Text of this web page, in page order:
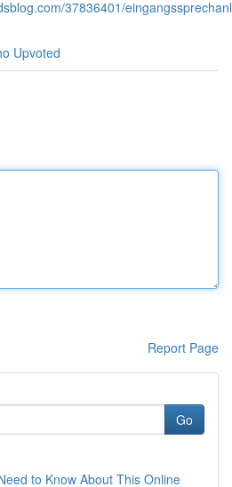
37836401/
Upvoted
Report Page
Go
to Know About This Online